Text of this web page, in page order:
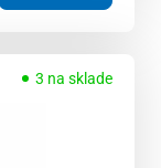
3 na sklade